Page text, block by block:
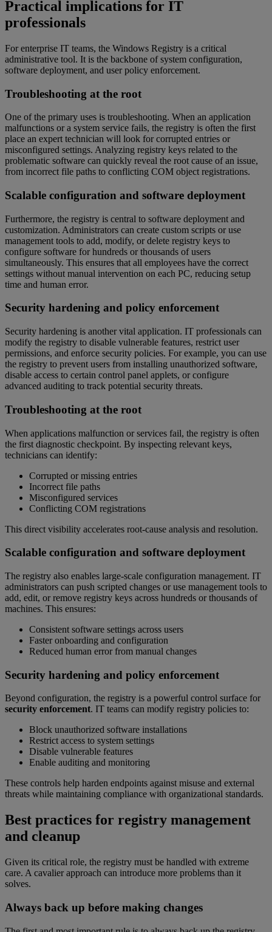
Practical implications for IT
professionals
For enterprise IT teams, the Windows Registry is a critical
administrative tool. It is the backbone of system configuration,
software deployment, and user policy enforcement.
Troubleshooting at the root
One of the primary uses is troubleshooting. When an application
malfunctions or a system service fails, the registry is often the first
place an expert technician will look for corrupted entries or
misconfigured settings. Analyzing registry keys related to the
problematic software can quickly reveal the root cause of an issue,
from incorrect file paths to conflicting COM object registrations.
Scalable configuration and software deployment
Furthermore, the registry is central to software deployment and
customization. Administrators can create custom scripts or use
management tools to add, modify, or delete registry keys to
configure software for hundreds or thousands of users
simultaneously. This ensures that all employees have the correct
settings without manual intervention on each PC, reducing setup
time and human error.
Security hardening and policy enforcement
Security hardening is another vital application. IT professionals can
modify the registry to disable vulnerable features, restrict user
permissions, and enforce security policies. For example, you can use
the registry to prevent users from installing unauthorized software,
disable access to certain control panel applets, or configure
advanced auditing to track potential security threats.
Troubleshooting at the root
When applications malfunction or services fail, the registry is often
the first diagnostic checkpoint. By inspecting relevant keys,
technicians can identify:
Corrupted or missing entries
Incorrect file paths
Misconfigured services
Conflicting COM registrations
This direct visibility accelerates root-cause analysis and resolution.
Scalable configuration and software deployment
The registry also enables large-scale configuration management. IT
administrators can push scripted changes or use management tools to
add, edit, or remove registry keys across hundreds or thousands of
machines. This ensures:
Consistent software settings across users
Faster onboarding and configuration
Reduced human error from manual changes
Security hardening and policy enforcement
Beyond configuration, the registry is a powerful control surface for
security enforcement. IT teams can modify registry policies to:
Block unauthorized software installations
Restrict access to system settings
Disable vulnerable features
Enable auditing and monitoring
These controls help harden endpoints against misuse and external
threats while maintaining compliance with organizational standards.
Best practices for registry management
and cleanup
Given its critical role, the registry must be handled with extreme
care. A cavalier approach can introduce more problems than it
solves.
Always back up before making changes